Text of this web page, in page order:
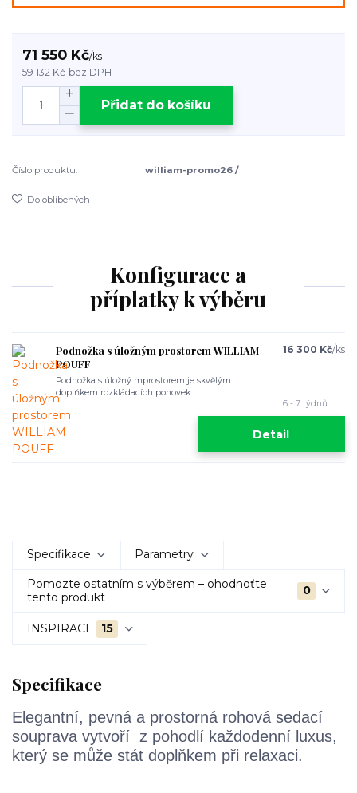
71 550 Kč/ks
59 132 Kč bez DPH
Přidat do košíku
Číslo produktu: william-promo26 /
Do oblíbených
Konfigurace a
příplatky k výběru
Podnožka s úložným prostorem WILLIAM
POUFF
Podnožka s úložný mprostorem je skvělým
doplňkem rozkládacích pohovek.
16 300 Kč/ks
6 - 7 týdnů
Detail
Specifikace Parametry
Pomozte ostatním s výběrem – ohodnoťte
tento produkt
0
INSPIRACE 15
Specifikace
Elegantní, pevná a prostorná rohová sedací
souprava vytvoří z pohodlí každodenní luxus,
který se může stát doplňkem při relaxaci.